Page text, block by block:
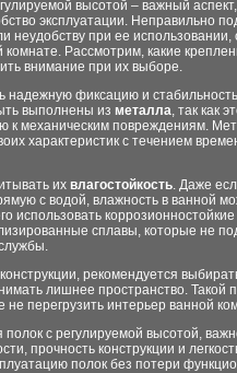
высотой – важный
эксплуатации. Неправильно
неудобству при ее использовании,
Рассмотрим, какие
внимание при их выборе.
фиксацию и
выполнены из металла, так как
к механическим повреждениям.
характеристик с течением
их влагостойкость. Даже
с водой, влажность в ванной
использовать
сплавы, которые не
конструкции, рекомендуется
лишнее пространство. Такой
не перегрузить интерьер ванной
с регулируемой высотой,
прочность конструкции и
полок без потери